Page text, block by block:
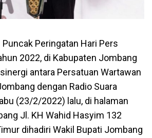
Puncak Peringatan Hari Pers
2022, di Kabupaten Jombang
antara Persatuan Wartawan
dengan Radio Suara
(23/2/2022) lalu, di halaman
Jl. KH Wahid Hasyim 132
dihadiri Wakil Bupati Jombang